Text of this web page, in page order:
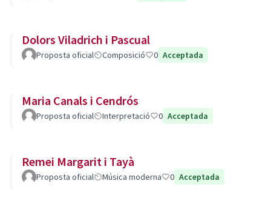
Dolors Viladrich i Pascual
Proposta oficial Composició 0 Acceptada
Maria Canals i Cendrós
Proposta oficial Interpretació 0 Acceptada
Remei Margarit i Tayà
Proposta oficial Música moderna 0 Acceptada